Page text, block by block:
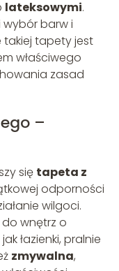
lateksowymi.
wybór barw i
takiej tapety jest
właściwego
zasad
–
się tapeta z
odporności
wilgoci.
wnętrz o
łazienki, pralnie
zmywalna,